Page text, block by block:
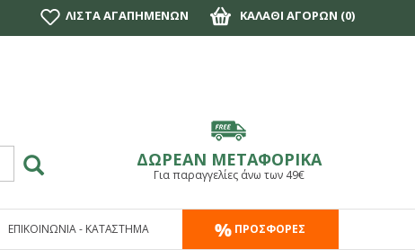
ΛΙΣΤΑ ΑΓΑΠΗΜΕΝΩΝ ΚΑΛΑΘΙ ΑΓΟΡΩΝ (0)
ΔΩΡΕΑΝ ΜΕΤΑΦΟΡΙΚΑ
Για παραγγελίες άνω των 49€
ΕΠΙΚΟΙΝΩΝΙΑ - ΚΑΤΑΣΤΗΜΑ ΠΡΟΣΦΟΡΕΣ